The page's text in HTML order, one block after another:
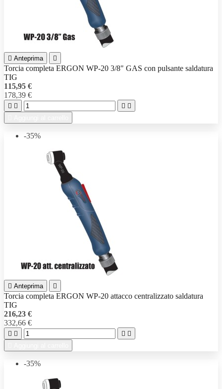
 Anteprima 
Torcia completa ERGON WP-20 3/8" GAS con pulsante saldatura
TIG
115,95 €
178,39 €
   
-35%
 Anteprima 
Torcia completa ERGON WP-20 attacco centralizzato saldatura
TIG
216,23 €
332,66 €
   
-35%